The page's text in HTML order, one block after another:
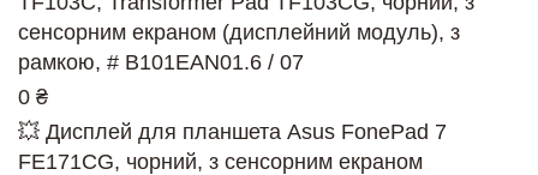
сенсорним екраном (дисплейний модуль), з
рамкою, # B101EAN01.6 / 07
0 ₴
💥 Дисплей для планшета Asus FonePad 7
FE171CG, чорний, з сенсорним екраном